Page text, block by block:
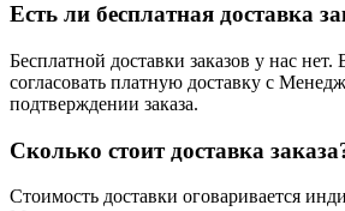
Есть ли бесплатная доставка
Бесплатной доставки заказов у нас
согласовать платную доставку с
подтверждении заказа.
Сколько стоит доставка
Стоимость доставки оговаривается